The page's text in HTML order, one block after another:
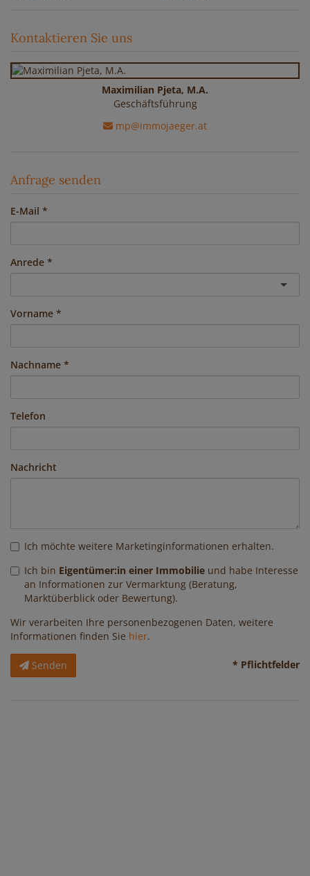
Kontaktieren Sie uns
Maximilian Pjeta, M.A.
Geschäftsführung
mp@immojaeger.at
Anfrage senden
E-Mail
Anrede
Vorname
Nachname
Telefon
Nachricht
Ich möchte weitere Marketinginformationen erhalten.
Ich bin Eigentümer:in einer Immobilie und habe Interesse
an Informationen zur Vermarktung (Beratung,
Marktüberblick oder Bewertung).
Wir verarbeiten Ihre personenbezogenen Daten, weitere
Informationen finden Sie hier.
Senden * Pflichtfelder